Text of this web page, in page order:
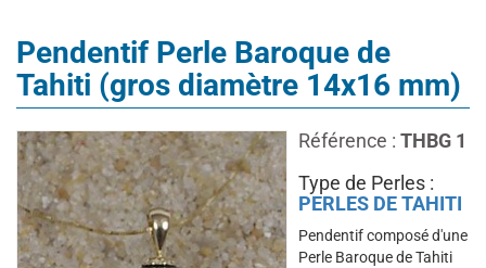
Pendentif Perle Baroque de
Tahiti (gros diamètre 14x16 mm)
Référence : THBG 1
Type de Perles :
PERLES DE TAHITI
Pendentif composé d'une
Perle Baroque de Tahiti